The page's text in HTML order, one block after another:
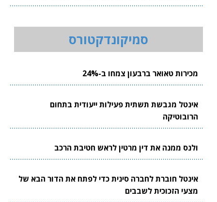
סמיקונדקטורס
מכירות טאואר ברבעון צמחו ב-24%
אינטל מגבשת תשתית פעילות ייעודית בתחום
הרובוטיקה
ולנס ממנה את דין מרטין לראש חטיבת הרכב
אינטל חוברת לחברה סינית כדי לפתח את הדור הבא של
מצעי הזכוכית לשבבים